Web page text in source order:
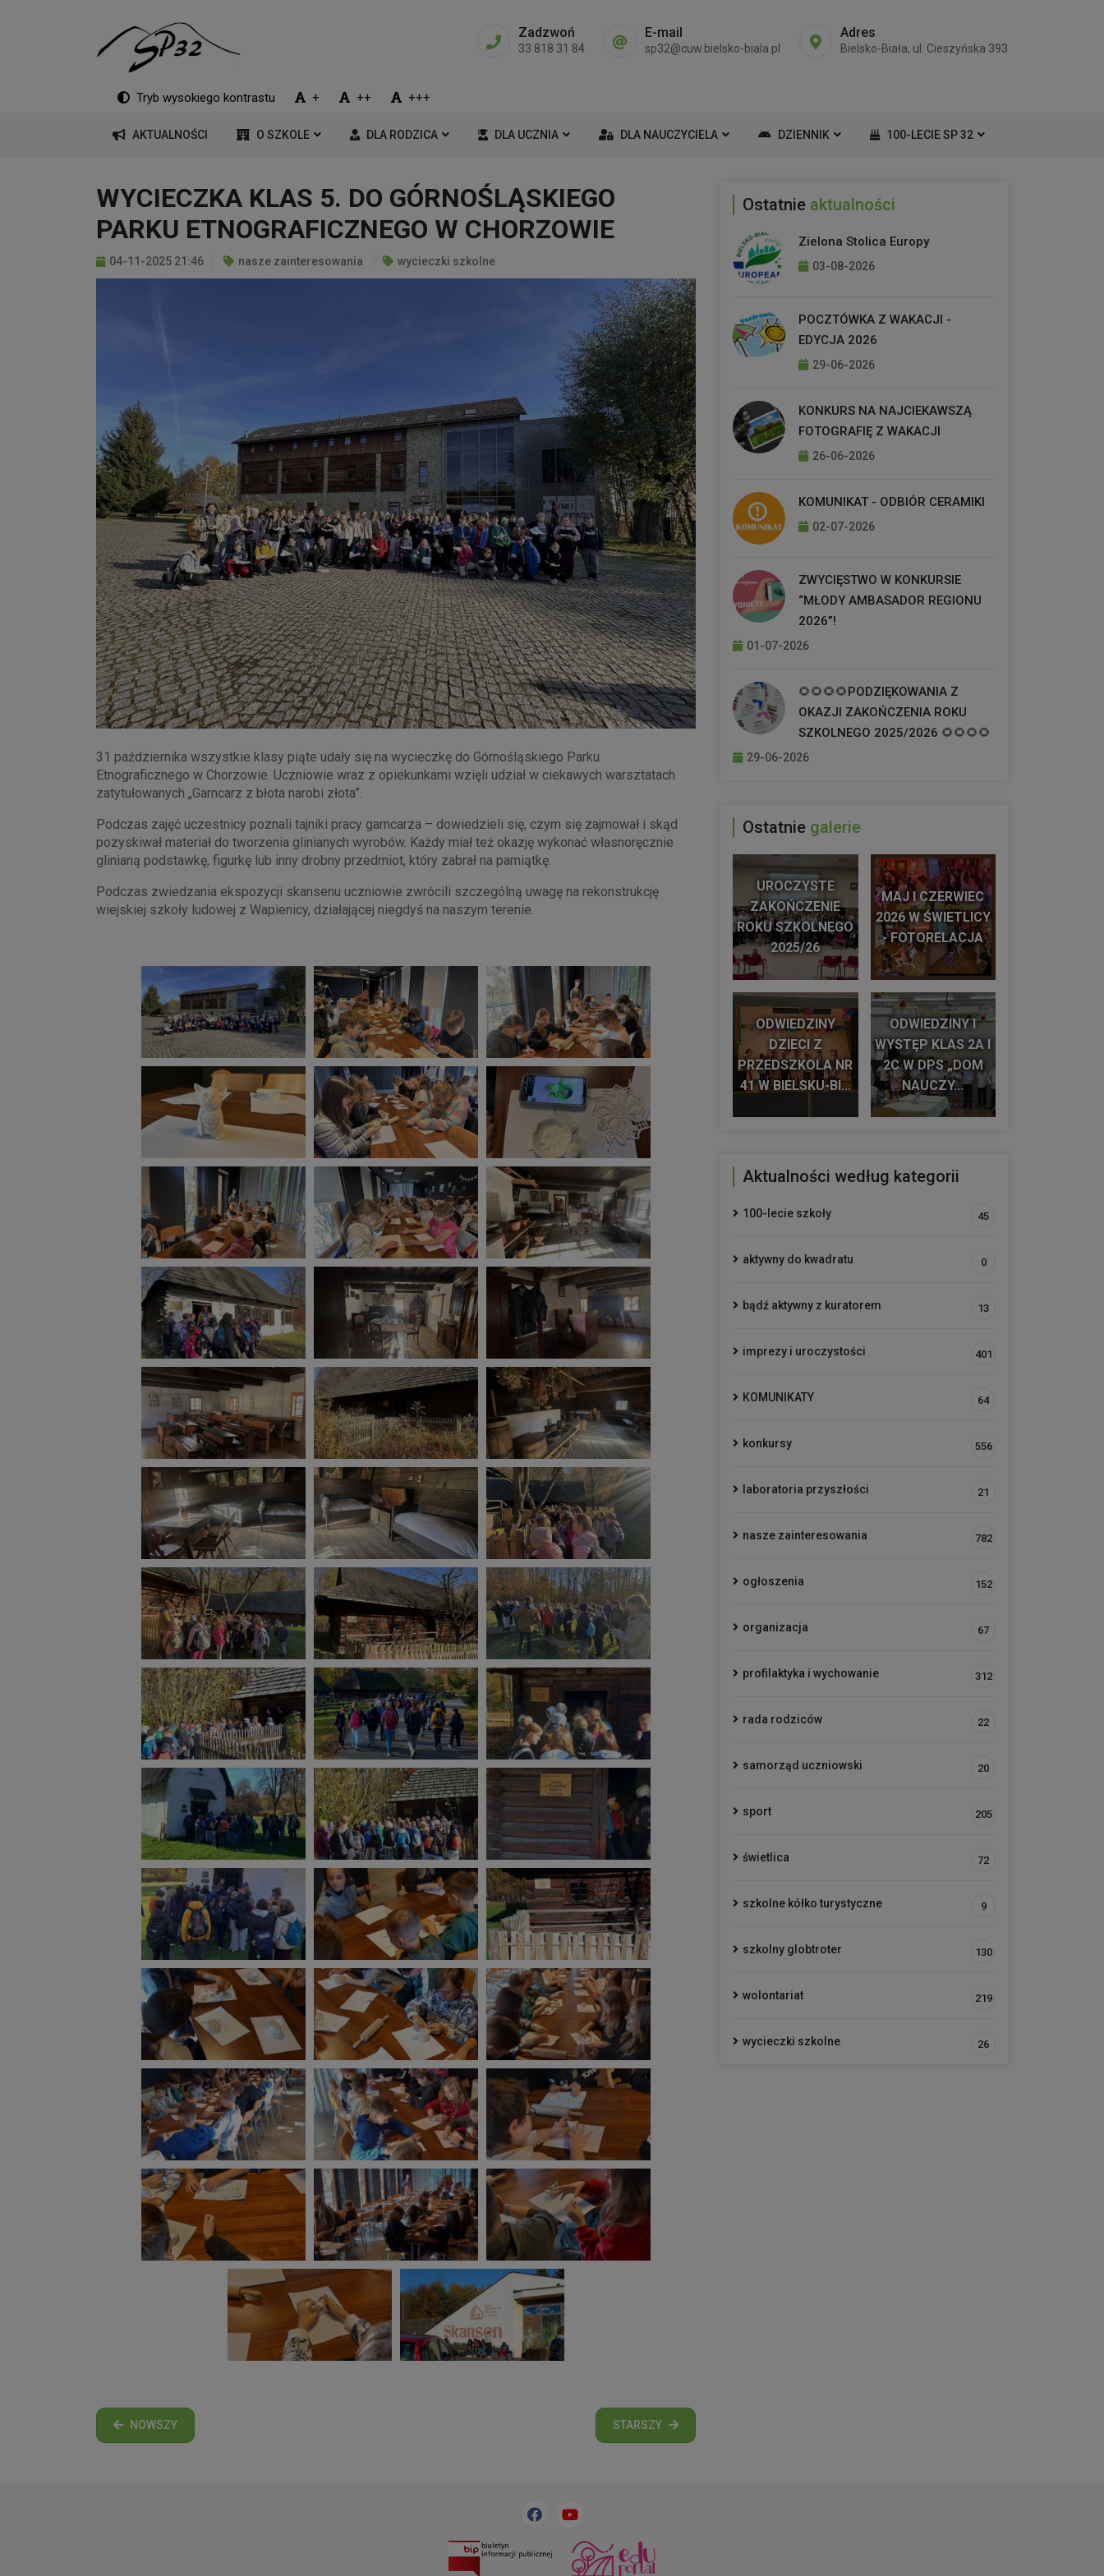
Zadzwoń
33 818 31 84
E-mail
sp32@cuw.bielsko-biala.pl
Adres
Bielsko-Biała, ul. Cieszyńska 393
Tryb wysokiego kontrastu + ++ +++
AKTUALNOŚCI O SZKOLE DLA RODZICA DLA UCZNIA DLA NAUCZYCIELA DZIENNIK 100-LECIE SP 32
WYCIECZKA KLAS 5. DO GÓRNOŚLĄSKIEGO
PARKU ETNOGRAFICZNEGO W CHORZOWIE
04-11-2025 21:46 nasze zainteresowania wycieczki szkolne
31 października wszystkie klasy piąte udały się na wycieczkę do Górnośląskiego Parku
Etnograficznego w Chorzowie. Uczniowie wraz z opiekunkami wzięli udział w ciekawych warsztatach
zatytułowanych „Garncarz z błota narobi złota”.
Podczas zajęć uczestnicy poznali tajniki pracy garncarza – dowiedzieli się, czym się zajmował i skąd
pozyskiwał materiał do tworzenia glinianych wyrobów. Każdy miał też okazję wykonać własnoręcznie
glinianą podstawkę, figurkę lub inny drobny przedmiot, który zabrał na pamiątkę.
Podczas zwiedzania ekspozycji skansenu uczniowie zwrócili szczególną uwagę na rekonstrukcję
wiejskiej szkoły ludowej z Wapienicy, działającej niegdyś na naszym terenie.
NOWSZY STARSZY
Ostatnie aktualności
Zielona Stolica Europy
03-08-2026
POCZTÓWKA Z WAKACJI -
EDYCJA 2026
29-06-2026
KONKURS NA NAJCIEKAWSZĄ
FOTOGRAFIĘ Z WAKACJI
26-06-2026
KOMUNIKAT - ODBIÓR CERAMIKI
02-07-2026
ZWYCIĘSTWO W KONKURSIE
“MŁODY AMBASADOR REGIONU
2026”!
01-07-2026
🌻🌻🌻🌻PODZIĘKOWANIA Z
OKAZJI ZAKOŃCZENIA ROKU
SZKOLNEGO 2025/2026 🌻🌻🌻🌻
29-06-2026
Ostatnie galerie
UROCZYSTE
ZAKOŃCZENIE
ROKU SZKOLNEGO
2025/26
MAJ I CZERWIEC
2026 W ŚWIETLICY
- FOTORELACJA
ODWIEDZINY
DZIECI Z
PRZEDSZKOLA NR
41 W BIELSKU-BI...
ODWIEDZINY I
WYSTĘP KLAS 2A I
2C W DPS „DOM
NAUCZY...
Aktualności według kategorii
100-lecie szkoły 45
aktywny do kwadratu 0
bądź aktywny z kuratorem 13
imprezy i uroczystości 401
KOMUNIKATY 64
konkursy 556
laboratoria przyszłości 21
nasze zainteresowania 782
ogłoszenia 152
organizacja 67
profilaktyka i wychowanie 312
rada rodziców 22
samorząd uczniowski 20
sport 205
świetlica 72
szkolne kółko turystyczne 9
szkolny globtroter 130
wolontariat 219
wycieczki szkolne 26